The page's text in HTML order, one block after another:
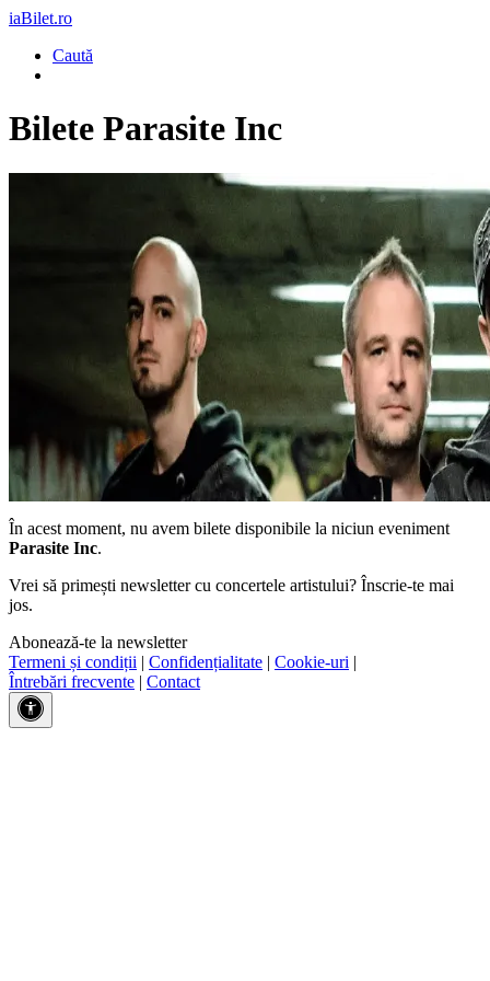
iaBilet.ro
Caută
Bilete Parasite Inc
În acest moment, nu avem bilete disponibile la niciun eveniment
Parasite Inc.
Vrei să primești newsletter cu concertele artistului? Înscrie-te mai
jos.
Abonează-te la newsletter
Termeni și condiții | Confidențialitate | Cookie-uri |
Întrebări frecvente | Contact